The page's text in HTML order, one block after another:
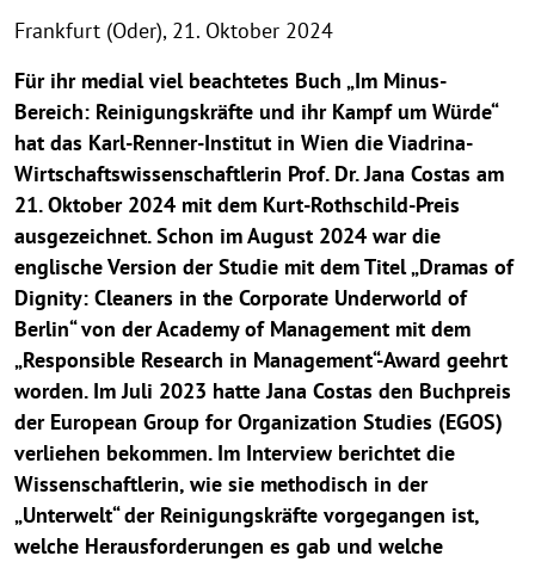
Frankfurt (Oder), 21. Oktober 2024
Für ihr medial viel beachtetes Buch „Im Minus-
Bereich: Reinigungskräfte und ihr Kampf um Würde“
hat das Karl-Renner-Institut in Wien die Viadrina-
Wirtschaftswissenschaftlerin Prof. Dr. Jana Costas am
21. Oktober 2024 mit dem Kurt-Rothschild-Preis
ausgezeichnet. Schon im August 2024 war die
englische Version der Studie mit dem Titel „Dramas of
Dignity: Cleaners in the Corporate Underworld of
Berlin“ von der Academy of Management mit dem
„Responsible Research in Management“-Award geehrt
worden. Im Juli 2023 hatte Jana Costas den Buchpreis
der European Group for Organization Studies (EGOS)
verliehen bekommen. Im Interview berichtet die
Wissenschaftlerin, wie sie methodisch in der
„Unterwelt“ der Reinigungskräfte vorgegangen ist,
welche Herausforderungen es gab und welche